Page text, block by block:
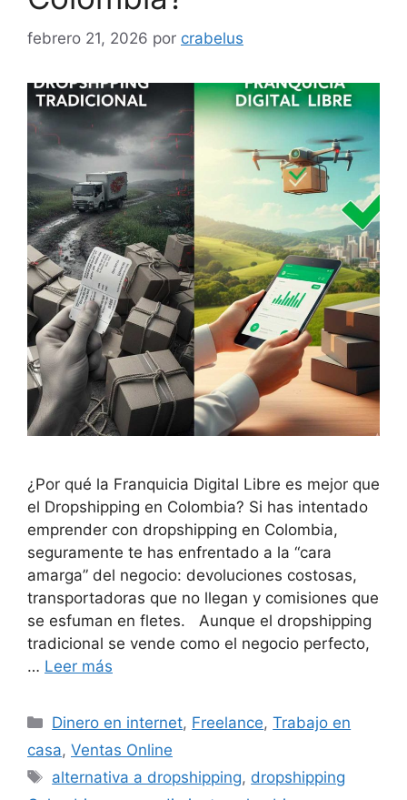
febrero 21, 2026 por crabelus
¿Por qué la Franquicia Digital Libre es mejor que
el Dropshipping en Colombia? Si has intentado
emprender con dropshipping en Colombia,
seguramente te has enfrentado a la “cara
amarga” del negocio: devoluciones costosas,
transportadoras que no llegan y comisiones que
se esfuman en fletes. Aunque el dropshipping
tradicional se vende como el negocio perfecto,
… Leer más
Categorías
Dinero en internet, Freelance,Trabajo en
casa, Ventas Online
Etiquetas
alternativa a dropshipping, dropshipping